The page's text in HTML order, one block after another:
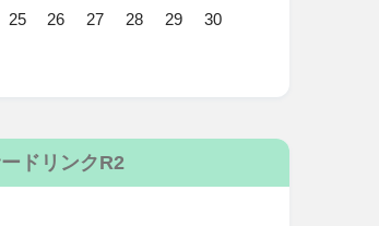
25 26 27 28 29
30
ドリンクR2